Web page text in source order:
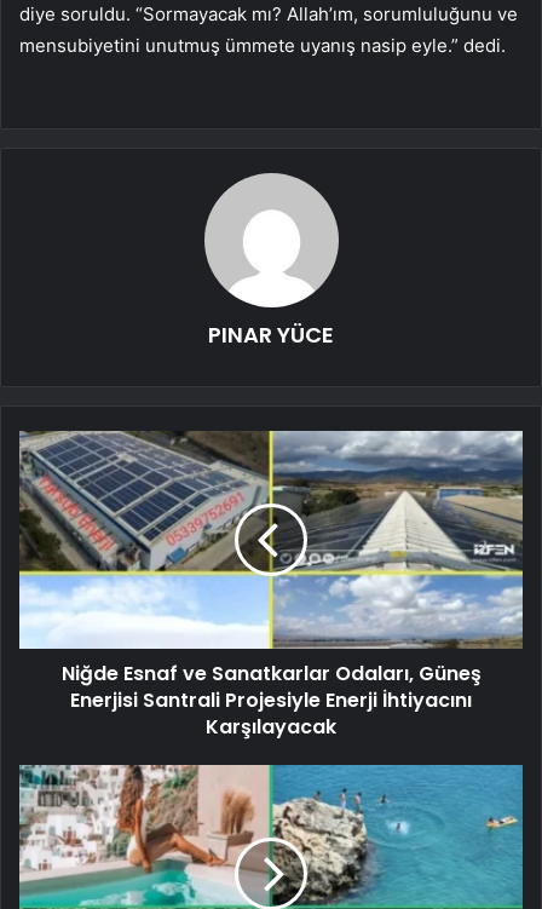
diye soruldu. “Sormayacak mı? Allah’ım, sorumluluğunu ve
mensubiyetini unutmuş ümmete uyanış nasip eyle.” dedi.
PINAR YÜCE
Niğde Esnaf ve Sanatkarlar Odaları, Güneş
Enerjisi Santrali Projesiyle Enerji İhtiyacını
Karşılayacak